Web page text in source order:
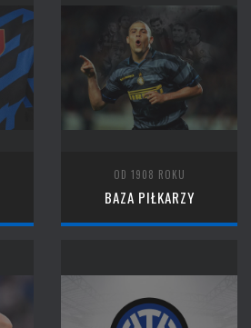
OD 1908 ROKU
BAZA PIŁKARZY